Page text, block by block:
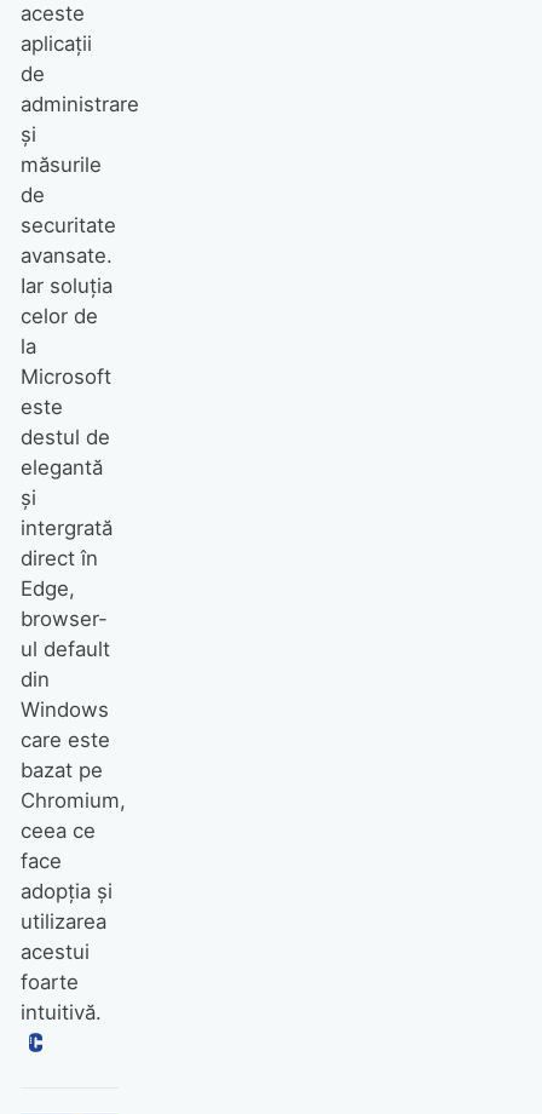
aceste
aplicații
de
administrare
și
măsurile
de
securitate
avansate.
Iar soluția
celor de
la
Microsoft
este
destul de
elegantă
și
intergrată
direct în
Edge,
browser-
ul default
din
Windows
care este
bazat pe
Chromium,
ceea ce
face
adopția și
utilizarea
acestui
foarte
intuitivă.